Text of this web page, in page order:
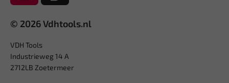
© 2026 Vdhtools.nl
VDH Tools
Industrieweg 14 A
2712LB Zoetermeer